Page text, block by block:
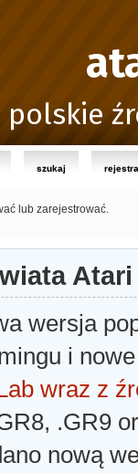
polskie
szukaj
lub zarejestrować.
Atari
wersja
i
wraz z
.GR9
nową